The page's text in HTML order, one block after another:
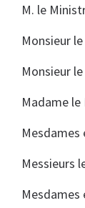
M. le
Monsieur
Monsieur
Madame le
Mesdames
Messieurs
Mesdames